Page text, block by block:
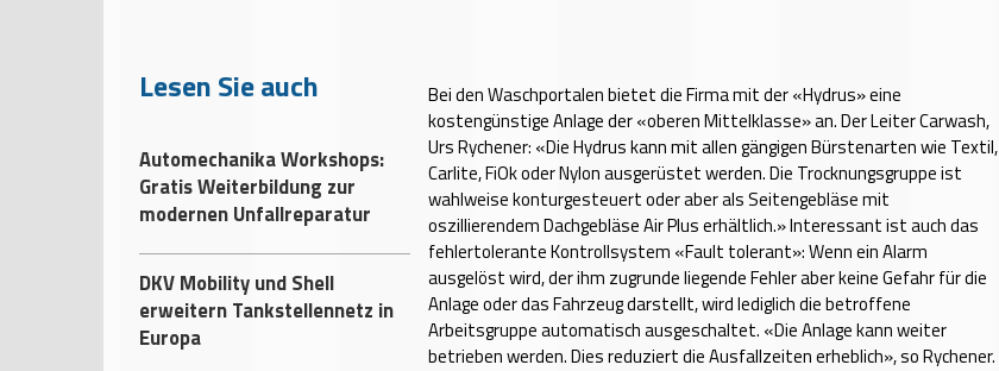
Lesen Sie auch
Automechanika Workshops:
Gratis Weiterbildung zur
modernen Unfallreparatur
DKV Mobility und Shell
erweitern Tankstellennetz in
Europa
Bei den Waschportalen bietet die Firma mit der «Hydrus» eine
kostengünstige Anlage der «oberen Mittelklasse» an. Der Leiter Carwash,
Urs Rychener: «Die Hydrus kann mit allen gängigen Bürstenarten wie Textil,
Carlite, FiOk oder Nylon ausgerüstet werden. Die Trocknungsgruppe ist
wahlweise konturgesteuert oder aber als Seitengebläse mit
oszillierendem Dachgebläse Air Plus erhältlich.» Interessant ist auch das
fehlertolerante Kontroll­system «Fault tolerant»: Wenn ein Alarm
ausgelöst wird, der ihm zugrunde liegende Fehler aber keine Gefahr für die
Anlage oder das Fahrzeug darstellt, wird lediglich die betroffene
Arbeitsgruppe automatisch ausgeschaltet. «Die Anlage kann weiter
betrieben werden. Dies reduziert die Ausfallzeiten erheblich», so Rychener.